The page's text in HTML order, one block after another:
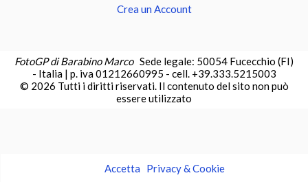
Crea un Account
FotoGP di Barabino Marco Sede legale: 50054 Fucecchio (FI)
- Italia | p. iva 01212660995 - cell. +39.333.5215003
© 2026 Tutti i diritti riservati. Il contenuto del sito non può
essere utilizzato
Accetta Privacy & Cookie